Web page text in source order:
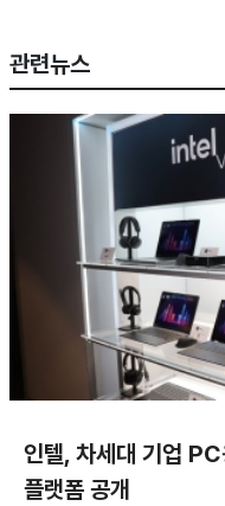
관련뉴스
인텔, 차세대 기업
플랫폼 공개